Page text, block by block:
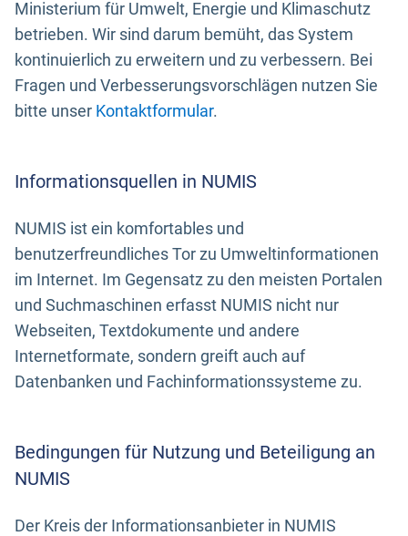
Ministerium für Umwelt, Energie und Klimaschutz
betrieben. Wir sind darum bemüht, das System
kontinuierlich zu erweitern und zu verbessern. Bei
Fragen und Verbesserungsvorschlägen nutzen Sie
bitte unser Kontaktformular.
Informationsquellen in NUMIS
NUMIS ist ein komfortables und
benutzerfreundliches Tor zu Umweltinformationen
im Internet. Im Gegensatz zu den meisten Portalen
und Suchmaschinen erfasst NUMIS nicht nur
Webseiten, Textdokumente und andere
Internetformate, sondern greift auch auf
Datenbanken und Fachinformationssysteme zu.
Bedingungen für Nutzung und Beteiligung an
NUMIS
Der Kreis der Informationsanbieter in NUMIS